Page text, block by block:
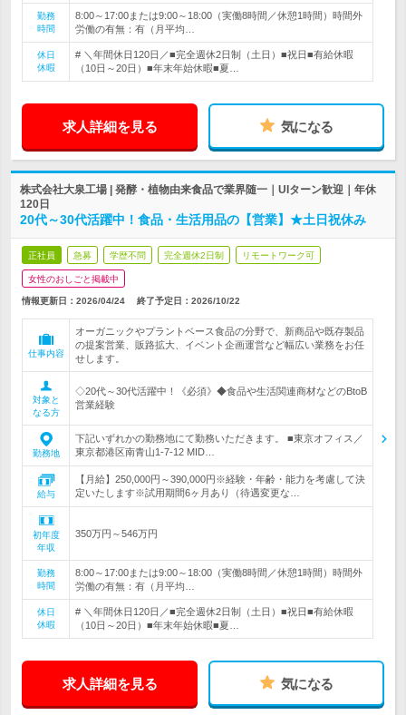
勤務
時間
8:00～17:00または9:00～18:00（実働8時間／休憩1時間）時間外
労働の有無：有（月平均…
休日
休暇
# ＼年間休日120日／■完全週休2日制（土日）■祝日■有給休暇
（10日～20日）■年末年始休暇■夏…
求人詳細を見る 気になる
株式会社大泉工場 | 発酵・植物由来食品で業界随一｜UIターン歓迎｜年休
120日
20代～30代活躍中！食品・生活用品の【営業】★土日祝休み
正社員 急募 学歴不問 完全週休2日制 リモートワーク可
女性のおしごと掲載中
情報更新日：2026/04/24 終了予定日： 2026/10/22
仕事内容
オーガニックやプラントベース食品の分野で、新商品や既存製品
の提案営業、販路拡大、イベント企画運営など幅広い業務をお任
せします。
対象と
なる方
◇20代～30代活躍中！《必須》◆食品や生活関連商材などのBtoB
営業経験
勤務地
下記いずれかの勤務地にて勤務いただきます。 ■東京オフィス／
東京都港区南青山1-7-12 MID…
給与
【月給】250,000円～390,000円※経験・年齢・能力を考慮して決
定いたします※試用期間6ヶ月あり（待遇変更な…
初年度
年収
350万円～546万円
勤務
時間
8:00～17:00または9:00～18:00（実働8時間／休憩1時間）時間外
労働の有無：有（月平均…
休日
休暇
# ＼年間休日120日／■完全週休2日制（土日）■祝日■有給休暇
（10日～20日）■年末年始休暇■夏…
求人詳細を見る 気になる